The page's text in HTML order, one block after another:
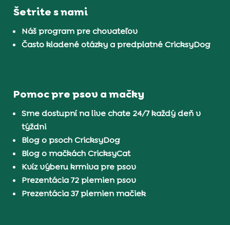
Šetrite s nami
Náš program pre chovateľov
Často kladené otázky a predplatné CricksyDog
Pomoc pre psov a mačky
Sme dostupní na live chate 24/7 každý deň v
týždni
Blog o psoch CricksyDog
Blog o mačkách CricksyCat
Kvíz výberu krmiva pre psov
Prezentácia 72 plemien psov
Prezentácia 37 plemien mačiek